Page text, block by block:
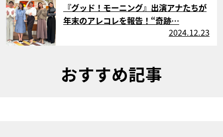
『グッド！モーニング』出演アナたちが
年末のアレコレを報告！“奇跡…
2024.12.23
おすすめ記事